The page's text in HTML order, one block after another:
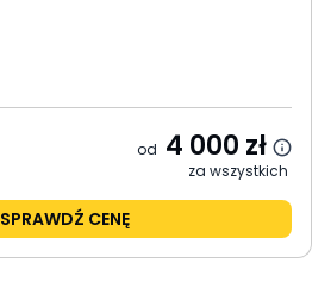
od 4 000 zł
za wszystkich
SPRAWDŹ CENĘ